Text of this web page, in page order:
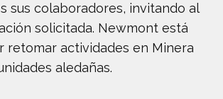
sus colaboradores, invitando al
solicitada. Newmont está
retomar actividades en Minera
aledañas.